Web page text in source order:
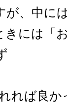
が、中に
きには「
れば良